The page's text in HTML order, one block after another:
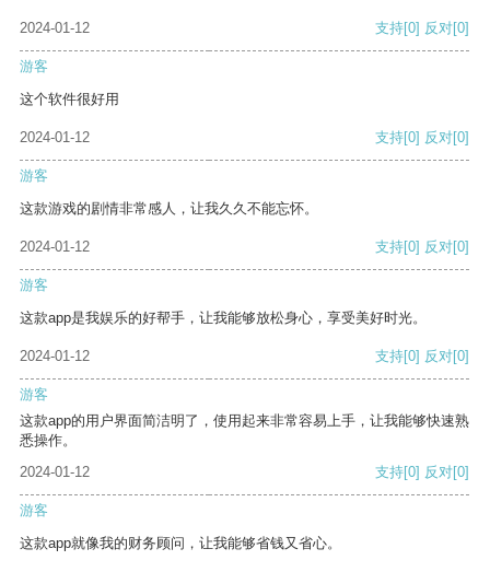
2024-01-12 支持[0] 反对[0]
游客
这个软件很好用
2024-01-12 支持[0] 反对[0]
游客
这款游戏的剧情非常感人，让我久久不能忘怀。
2024-01-12 支持[0] 反对[0]
游客
这款app是我娱乐的好帮手，让我能够放松身心，享受美好时光。
2024-01-12 支持[0] 反对[0]
游客
这款app的用户界面简洁明了，使用起来非常容易上手，让我能够快速熟
悉操作。
2024-01-12
支持[0] 反对[0]
游客
这款app就像我的财务顾问，让我能够省钱又省心。